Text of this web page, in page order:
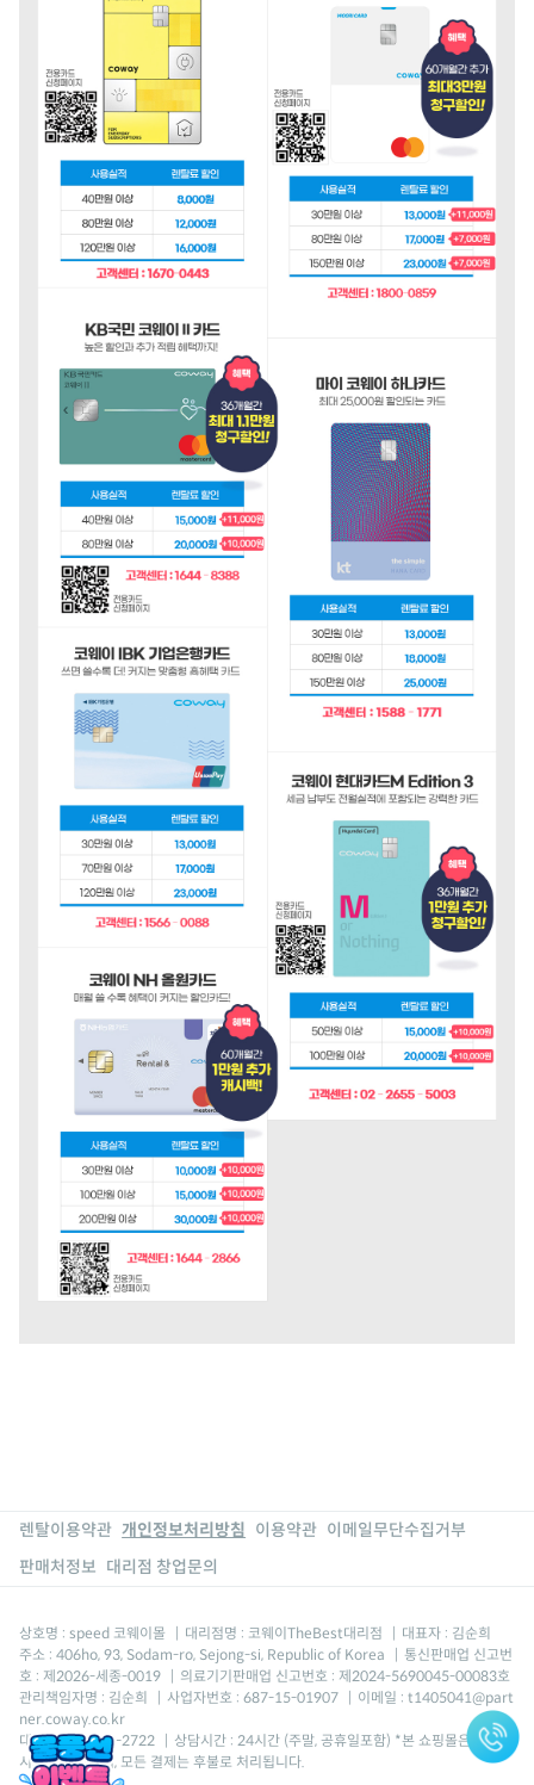
렌탈이용약관 개인정보처리방침 이용약관 이메일무단수집거부
판매처정보 대리점 창업문의
상호명 : speed 코웨이몰 대리점명 : 코웨이TheBest대리점
대표자 : 김순희
주소 : 406ho, 93, Sodam-ro, Sejong-si, Republic of Korea
통신판매업 신고번
호 : 제2026-세종-0019
의료기기판매업 신고번호 : 제2024-5690045-00083호
관리책임자명 : 김순희
사업자번호 : 687-15-01907
이메일 : t1405041@part
ner.coway.co.kr
대표번호 : 1688-2722
상담시간 : 24시간 (주말, 공휴일포함) *본 쇼핑몰은 결제
시스템이 없으며, 모든 결제는 후불로 처리됩니다.